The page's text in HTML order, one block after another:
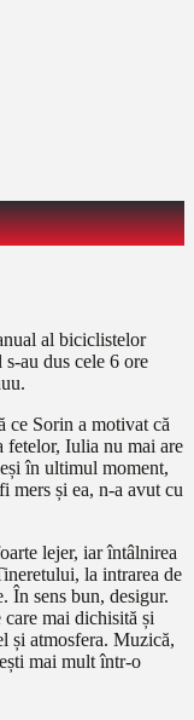
al biciclistelor
au dus cele 6 ore
ce Sorin a motivat că
fetelor, Iulia nu mai are
în ultimul moment,
mers și ea, n-a avut cu
lejer, iar întâlnirea
la intrarea de
sens bun, desigur.
mai dichisită și
și atmosfera. Muzică,
mai mult într-o